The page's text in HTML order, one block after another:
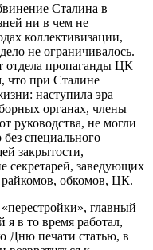
Сталина в
ни в чем не
коллективизации,
не ограничивалось.
отдела пропаганды ЦК
что при Сталине
наступила эра
органах, члены
руководства, не могли
без специального
закрытости,
секретарей, заведующих
райкомов, обкомов, ЦК.
главный
я в то время работал,
Дню печати статью, в